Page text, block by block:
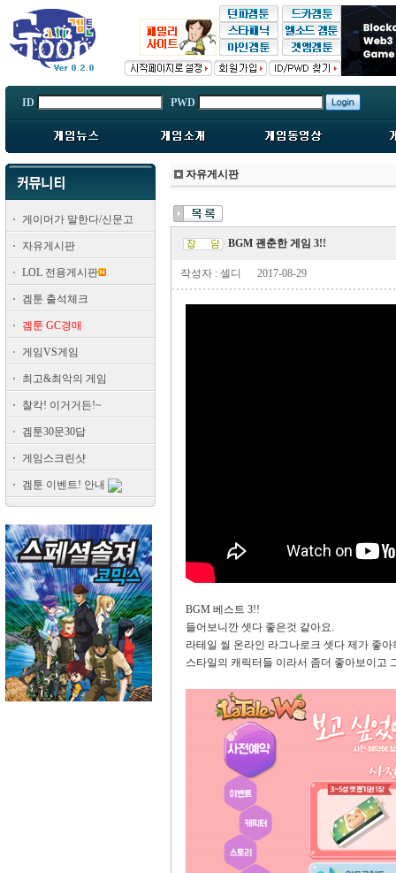
ID PWD
게이머가 말한다/신문고
자유게시판
LOL 전용게시판
겜툰 출석체크
겜툰 GC경매
게임VS게임
최고&최악의 게임
찰칵! 이거거든!~
겜툰30문30답
게임스크린샷
겜툰 이벤트! 안내
자유게시판
BGM 괜춘한 게임 3!!
작성자 : 셀디 2017-08-29
BGM 베스트 3!!
들어보니깐 셋다 좋은것 같아요.
라테일 씰 온라인 라그나로크 셋다 제가 좋아
스타일의 캐릭터들 이라서 좀더 좋아보이고